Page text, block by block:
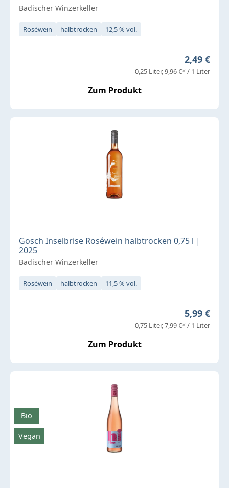
Badischer Winzerkeller
Roséwein halbtrocken 12,5 % vol.
Regulärer
2,49 €
0,25 Liter 9,96 €* / 1 Liter
Zum Produkt
Gosch Inselbrise Roséwein halbtrocken 0,75 l |
2025
Badischer Winzerkeller
Roséwein halbtrocken 11,5 % vol.
Regulärer
5,99 €
0,75 Liter 7,99 €* / 1 Liter
Zum Produkt
Bio
Vegan